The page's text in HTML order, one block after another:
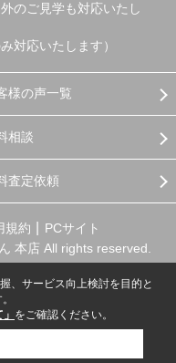
のご見学も対応いたし
対応いたします）
様の声一覧
相談
査定依頼
規約
PCサイト
本店 All rights reserved.
、サービス向上検討を目的と
をご確認ください。